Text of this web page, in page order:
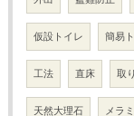
仮設トイレ 簡易
工法 直床 取
天然大理石 メラ